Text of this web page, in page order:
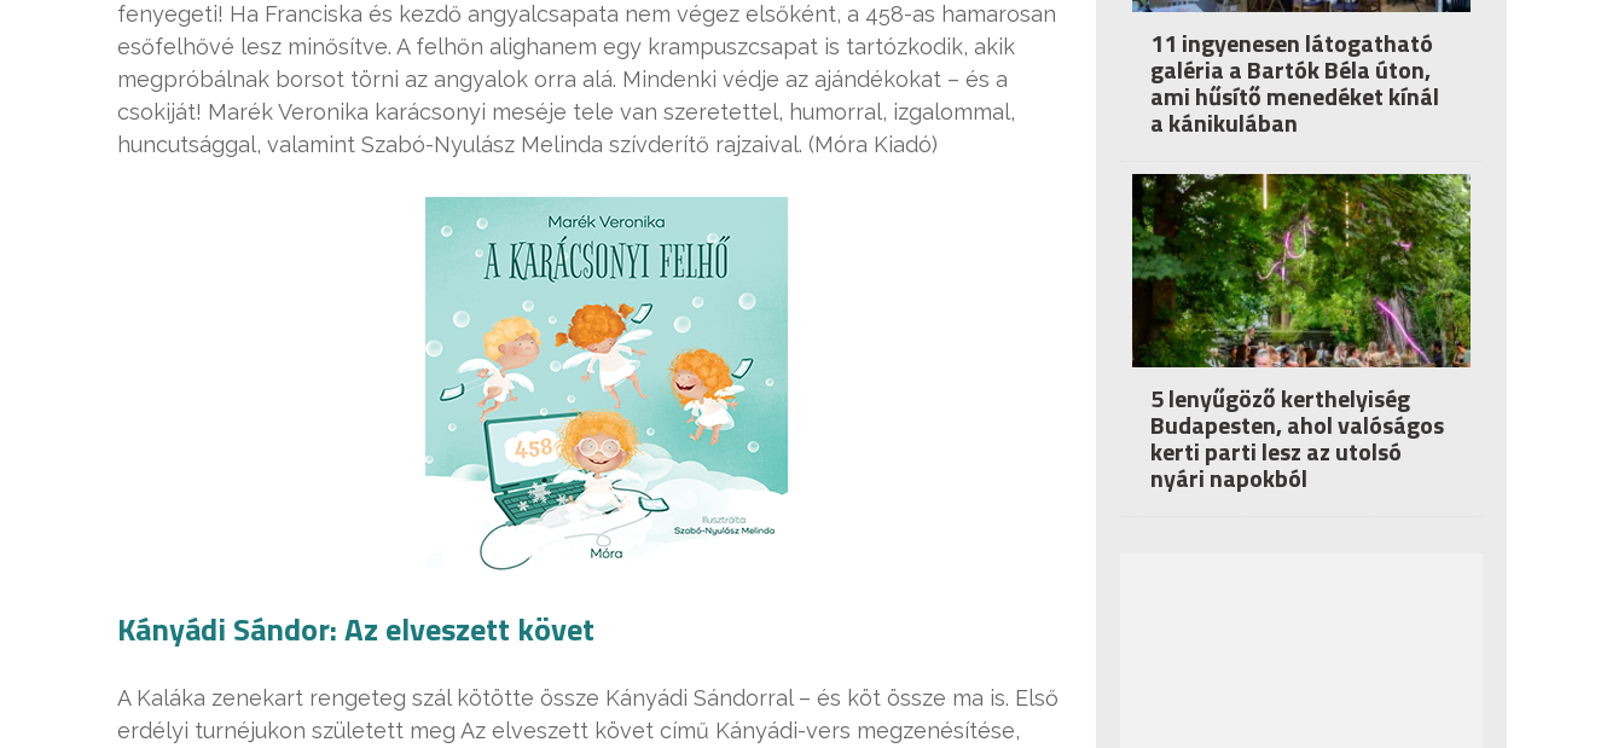
fenyegeti! Ha Franciska és kezdő angyalcsapata nem végez elsőként, a 458-as hamarosan
esőfelhővé lesz minősítve. A felhőn alighanem egy krampuszcsapat is tartózkodik, akik
megpróbálnak borsot törni az angyalok orra alá. Mindenki védje az ajándékokat – és a
csokiját! Marék Veronika karácsonyi meséje tele van szeretettel, humorral, izgalommal,
huncutsággal, valamint Szabó-Nyulász Melinda szívderítő rajzaival. (Móra Kiadó)
Kányádi Sándor: Az elveszett követ
A Kaláka zenekart rengeteg szál kötötte össze Kányádi Sándorral – és köt össze ma is. Első
erdélyi turnéjukon született meg Az elveszett követ című Kányádi-vers megzenésítése,
11 ingyenesen látogatható
galéria a Bartók Béla úton,
ami hűsítő menedéket kínál
a kánikulában
5 lenyűgöző kerthelyiség
Budapesten, ahol valóságos
kerti parti lesz az utolsó
nyári napokból